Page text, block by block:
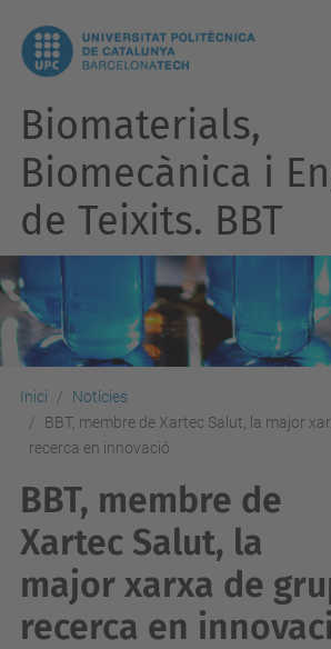
Biomaterials,
Biomecànica i
de Teixits. BBT
Inici
Notícies
BBT, membre de Xartec Salut, la major
recerca en innovació
BBT, membre de
Xartec Salut, la
major xarxa de
recerca en